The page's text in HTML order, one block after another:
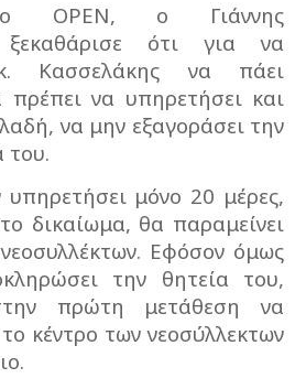
OPEN, ο Γιάννης
ξεκαθάρισε ότι για να
Κασσελάκης να πάει
να υπηρετήσει και
να μην εξαγοράσει την
του.
υπηρετήσει μόνο 20 μέρες,
δικαίωμα, θα παραμείνει
Εφόσον όμως
την θητεία του,
πρώτη μετάθεση να
κέντρο των νεοσύλλεκτων